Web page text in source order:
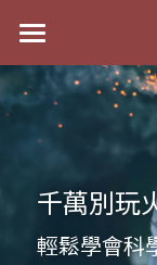
最新消息
關於我
千萬別玩
輕鬆學會科
八字線上完
《十神高階